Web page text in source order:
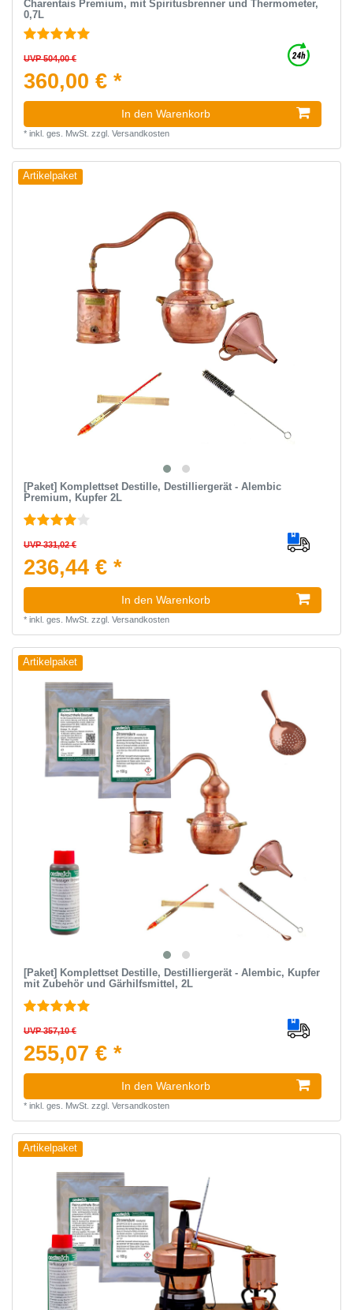
Charentais Premium, mit Spiritusbrenner und Thermometer,
0,7L
UVP 504,00 €
360,00 € *
In den Warenkorb
* inkl. ges. MwSt. zzgl. Versandkosten
Artikelpaket
[Paket] Komplettset Destille, Destilliergerät - Alembic
Premium, Kupfer 2L
UVP 331,02 €
236,44 € *
In den Warenkorb
* inkl. ges. MwSt. zzgl. Versandkosten
Artikelpaket
[Paket] Komplettset Destille, Destilliergerät - Alembic, Kupfer
mit Zubehör und Gärhilfsmittel, 2L
UVP 357,10 €
255,07 € *
In den Warenkorb
* inkl. ges. MwSt. zzgl. Versandkosten
Artikelpaket